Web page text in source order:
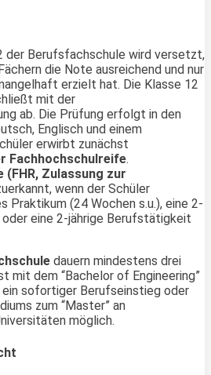
der Berufsfachschule wird versetzt,
die Note ausreichend und nur
erzielt hat. Die Klasse 12
mit der
ab. Die Prüfung erfolgt in den
Englisch und einem
erwirbt zunächst
Fachhochschulreife.
(FHR, Zulassung zur
wenn der Schüler
Praktikum (24 Wochen s.u.), eine 2-
eine 2-jährige Berufstätigkeit
dauern mindestens drei
mit dem “Bachelor of Engineering”
sofortiger Berufseinstieg oder
zum “Master” an
möglich.